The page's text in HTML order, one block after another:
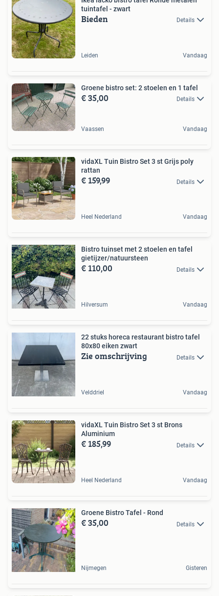
tuintafel - zwart
Bieden Details
Leiden Vandaag
Groene bistro set: 2 stoelen en 1 tafel
€ 35,00 Details
Vaassen Vandaag
vidaXL Tuin Bistro Set 3 st Grijs poly
rattan
€ 159,99 Details
Heel Nederland Vandaag
Bistro tuinset met 2 stoelen en tafel
gietijzer/natuursteen
€ 110,00 Details
Hilversum Vandaag
22 stuks horeca restaurant bistro tafel
80x80 eiken zwart
Zie omschrijving Details
Velddriel Vandaag
vidaXL Tuin Bistro Set 3 st Brons
Aluminium
€ 185,99 Details
Heel Nederland Vandaag
Groene Bistro Tafel - Rond
€ 35,00 Details
Nijmegen Gisteren